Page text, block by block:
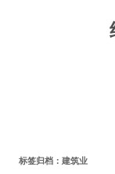
标签归档： 建筑业